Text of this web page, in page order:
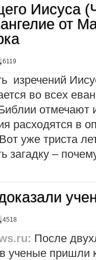
Иисуса
от
6119
изречений
во всех
отмечают
расходятся в
уже триста
загадку –
4518
: После
ученые пришли